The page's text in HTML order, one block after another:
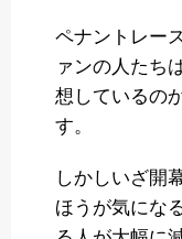
ペナントレー
ァンの人たち
想しているの
す。
しかしいざ開
ほうが気にな